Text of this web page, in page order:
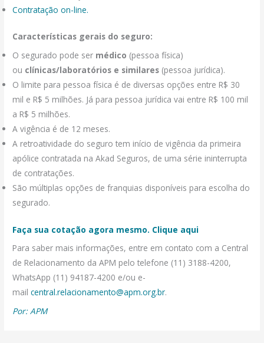
Contratação on-line.
Características gerais do seguro:
O segurado pode ser médico (pessoa física)
ou clínicas/laboratórios e similares (pessoa jurídica).
O limite para pessoa física é de diversas opções entre R$ 30
mil e R$ 5 milhões. Já para pessoa jurídica vai entre R$ 100 mil
a R$ 5 milhões.
A vigência é de 12 meses.
A retroatividade do seguro tem início de vigência da primeira
apólice contratada na Akad Seguros, de uma série ininterrupta
de contratações.
São múltiplas opções de franquias disponíveis para escolha do
segurado.
Faça sua cotação agora mesmo. Clique aqui
Para saber mais informações, entre em contato com a Central
de Relacionamento da APM pelo telefone (11) 3188-4200,
WhatsApp (11) 94187-4200 e/ou e-
mailcentral.relacionamento@apm.org.br.
Por: APM